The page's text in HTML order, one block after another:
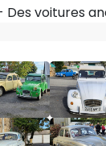
voitures